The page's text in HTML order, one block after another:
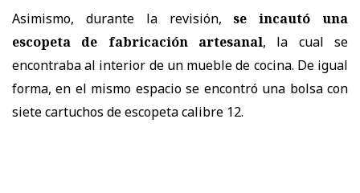
Asimismo, durante la revisión, se incautó una
escopeta de fabricación artesanal, la cual se
encontraba al interior de un mueble de cocina. De igual
forma, en el mismo espacio se encontró una bolsa con
siete cartuchos de escopeta calibre 12.